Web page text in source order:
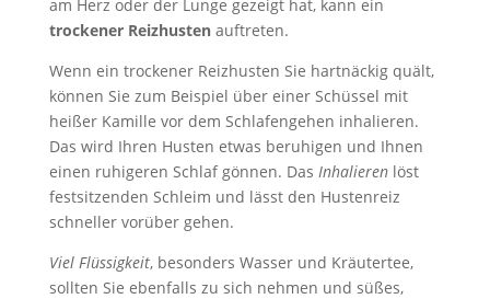
am Herz oder der Lunge gezeigt hat, kann ein
trockener Reizhustenauftreten.
Wenn ein trockener Reizhusten Sie hartnäckig quält,
können Sie zum Beispiel über einer Schüssel mit
heißer Kamille vor dem Schlafengehen inhalieren.
Das wird Ihren Husten etwas beruhigen und Ihnen
einen ruhigeren Schlaf gönnen. Das Inhalierenlöst
festsitzenden Schleim und lässt den Hustenreiz
schneller vorüber gehen.
Viel Flüssigkeit, besonders Wasser und Kräutertee,
sollten Sie ebenfalls zu sich nehmen und süßes,